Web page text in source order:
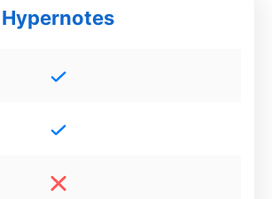
Hypernotes